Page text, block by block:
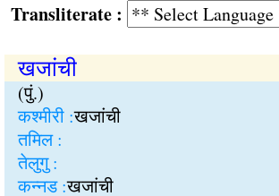
:
खजांची
(पुं.)
कश्मीरी :खजांची
तमिल :
तेलुगु :
कन्नड :खजांची